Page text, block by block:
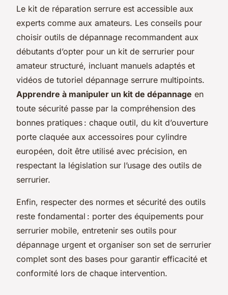
Le kit de réparation serrure est accessible aux
experts comme aux amateurs. Les conseils pour
choisir outils de dépannage recommandent aux
débutants d’opter pour un kit de serrurier pour
amateur structuré, incluant manuels adaptés et
vidéos de tutoriel dépannage serrure multipoints.
Apprendre à manipuler un kit de dépannage en
toute sécurité passe par la compréhension des
bonnes pratiques : chaque outil, du kit d’ouverture
porte claquée aux accessoires pour cylindre
européen, doit être utilisé avec précision, en
respectant la législation sur l’usage des outils de
serrurier.
Enfin, respecter des normes et sécurité des outils
reste fondamental : porter des équipements pour
serrurier mobile, entretenir ses outils pour
dépannage urgent et organiser son set de serrurier
complet sont des bases pour garantir efficacité et
conformité lors de chaque intervention.